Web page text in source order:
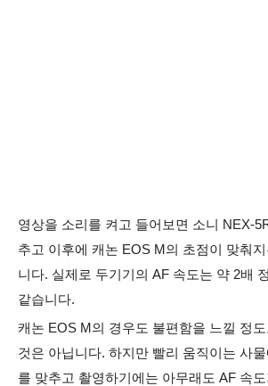
영상을 소리를 켜고 들어보면 소니 NEX-
추고 이후에 캐논 EOS M의 초점이 맞춰
니다. 실제로 두기기의 AF 속도는 약 2배
같습니다.
캐논 EOS M의 경우도 불편함을 느낄 정
것은 아닙니다. 하지만 빨리 움직이는 사
를 맞추고 촬영하기에는 아무래도 AF 속